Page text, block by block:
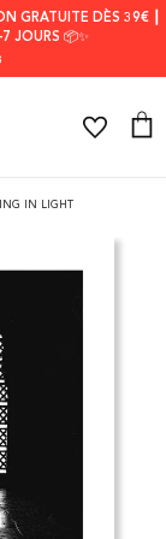
GRATUITE DÈS 39€ ┃
JOURS 📦✨
IN LIGHT